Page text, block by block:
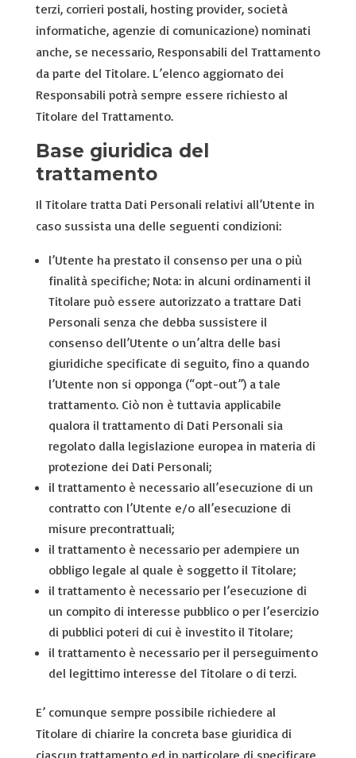
terzi, corrieri postali, hosting provider, società
informatiche, agenzie di comunicazione) nominati
anche, se necessario, Responsabili del Trattamento
da parte del Titolare. L’elenco aggiornato dei
Responsabili potrà sempre essere richiesto al
Titolare del Trattamento.
Base giuridica del
trattamento
Il Titolare tratta Dati Personali relativi all’Utente in
caso sussista una delle seguenti condizioni:
l’Utente ha prestato il consenso per una o più
finalità specifiche; Nota: in alcuni ordinamenti il
Titolare può essere autorizzato a trattare Dati
Personali senza che debba sussistere il
consenso dell’Utente o un’altra delle basi
giuridiche specificate di seguito, fino a quando
l’Utente non si opponga (“opt-out”) a tale
trattamento. Ciò non è tuttavia applicabile
qualora il trattamento di Dati Personali sia
regolato dalla legislazione europea in materia di
protezione dei Dati Personali;
il trattamento è necessario all’esecuzione di un
contratto con l’Utente e/o all’esecuzione di
misure precontrattuali;
il trattamento è necessario per adempiere un
obbligo legale al quale è soggetto il Titolare;
il trattamento è necessario per l’esecuzione di
un compito di interesse pubblico o per l’esercizio
di pubblici poteri di cui è investito il Titolare;
il trattamento è necessario per il perseguimento
del legittimo interesse del Titolare o di terzi.
E’ comunque sempre possibile richiedere al
Titolare di chiarire la concreta base giuridica di
ciascun trattamento ed in particolare di specificare